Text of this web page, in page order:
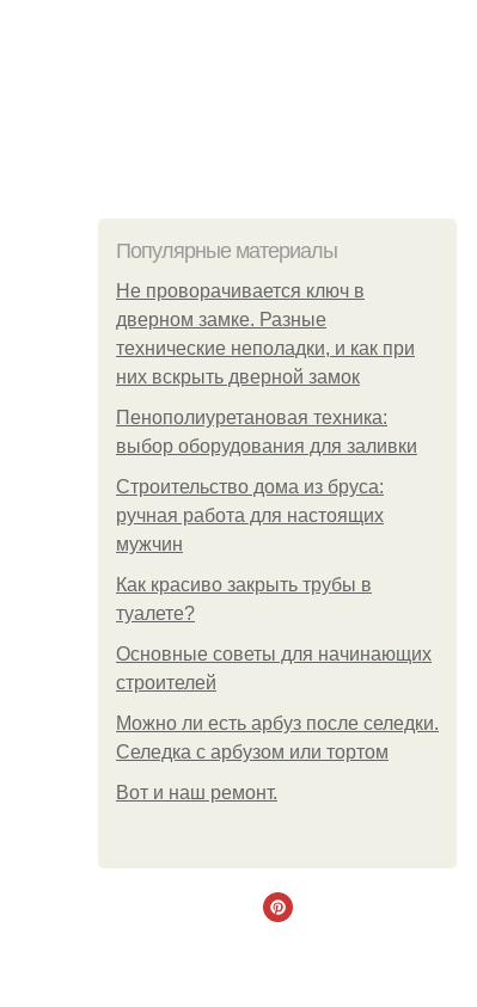
Популярные материалы
Не проворачивается ключ в
дверном замке. Разные
технические неполадки, и как при
них вскрыть дверной замок
Пенополиуретановая техника:
выбор оборудования для заливки
Строительство дома из бруса:
ручная работа для настоящих
мужчин
Как красиво закрыть трубы в
туалете?
Основные советы для начинающих
строителей
Можно ли есть арбуз после селедки.
Селедка с арбузом или тортом
Boт и наш ремoнт.